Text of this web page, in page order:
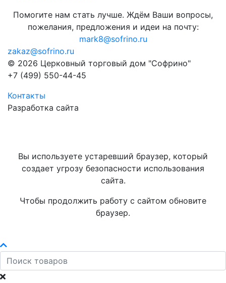
Помогите нам стать лучше. Ждём Ваши вопросы,
пожелания, предложения и идеи на почту:
mark8@sofrino.ru
zakaz@sofrino.ru
© 2026 Церковный торговый дом "Софрино"
+7 (499) 550-44-45
Контакты
Разработка сайта
Вы используете устаревший браузер, который
создает угрозу безопасности использования
сайта.
Чтобы продолжить работу с сайтом обновите
браузер.